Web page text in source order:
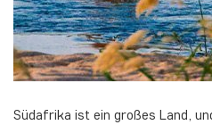
Südafrika ist ein großes Land,